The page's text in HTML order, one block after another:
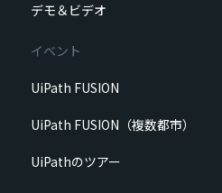
デモ＆ビデオ
イベント
UiPath FUSION
UiPath FUSION（複数都市）
UiPathのツアー